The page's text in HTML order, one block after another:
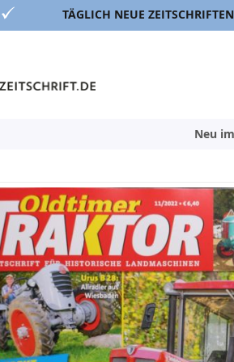
TÄGLICH NEUE ZEITSCHRIFTEN
Inhalt
Neu